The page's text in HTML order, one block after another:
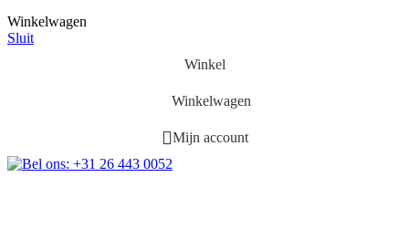
Winkelwagen
Sluit
Winkel
Winkelwagen
Mijn account